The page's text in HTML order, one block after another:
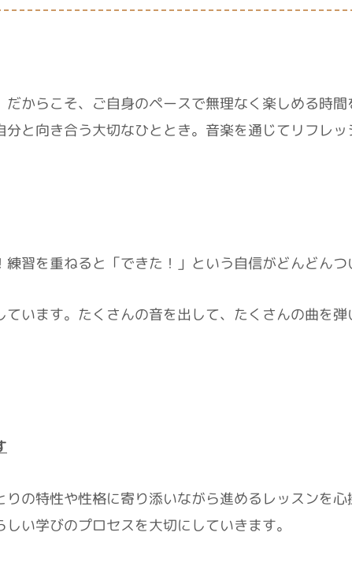
からこそ、ご自身のペースで無理なく楽しめる時間
と向き合う大切なひととき。音楽を通じてリフレ
習を重ねると「できた！」という自信がどんどんつ
います。たくさんの音を出して、たくさんの曲を
の特性や性格に寄り添いながら進めるレッスンを心
い学びのプロセスを大切にしていきます。